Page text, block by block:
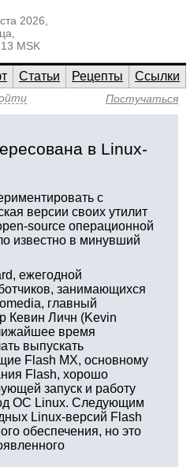
2026,
MSK
Статьи Рецепты
Ссылки
Постучаться
в Linux-
с
версии своих утилит
source операционной
известно в минувший
ежегодной
занимающихся
главный
Кевин Личн (Kevin
время
выпускать
Flash MX, основному
Flash, хорошо
запуск и работу
ОС Linux. Следующим
Linux-версий Flash
обеспечения, но это